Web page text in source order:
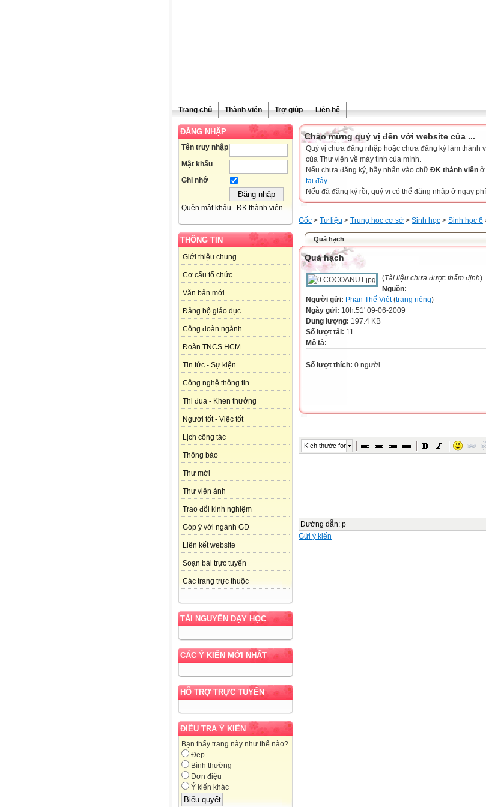
Trang chủ Thành viên Trợ giúp Liên hệ
ĐĂNG NHẬP
Tên truy nhập
Mật khẩu
Ghi nhớ
Quên mật khẩu ĐK thành viên
THÔNG TIN
Giới thiệu chung
Cơ cấu tổ chức
Văn bản mới
Đảng bộ giáo dục
Công đoàn ngành
Đoàn TNCS HCM
Tin tức - Sự kiện
Công nghệ thông tin
Thi đua - Khen thưởng
Người tốt - Việc tốt
Lịch công tác
Thông báo
Thư mời
Thư viện ảnh
Trao đổi kinh nghiệm
Góp ý với ngành GD
Liên kết website
Soạn bài trực tuyến
Các trang trực thuộc
TÀI NGUYÊN DẠY HỌC
CÁC Ý KIẾN MỚI NHẤT
HỖ TRỢ TRỰC TUYẾN
ĐIỀU TRA Ý KIẾN
Bạn thấy trang này như thế nào?
Đẹp
Bình thường
Đơn điệu
Ý kiến khác
Chào mừng quý vị đến với website của ...
Quý vị chưa đăng nhập hoặc chưa đăng ký làm thành
của Thư viện về máy tính của mình.
Nếu chưa đăng ký, hãy nhấn vào chữ ĐK thành viên ở
tại đây
Nếu đã đăng ký rồi, quý vị có thể đăng nhập ở ngay
Gốc > Tư liệu > Trung học cơ sở > Sinh học > Sinh học 6
Quả hạch
Quả hạch
(Tài liệu chưa được thẩm định)
Nguồn:
Người gửi: Phan Thế Việt(trang riêng)
Ngày gửi: 10h:51' 09-06-2009
Dung lượng: 197.4 KB
Số lượt tải: 11
Mô tả:
Số lượt thích: 0 người
Kích thước font
Đường dẫn: p
Gửi ý kiến